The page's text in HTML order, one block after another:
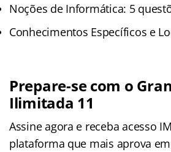
Noções de Informática: 5
Conhecimentos Específicos e
Prepare-se com o
Ilimitada 11
Assine agora e receba acesso
plataforma que mais aprova